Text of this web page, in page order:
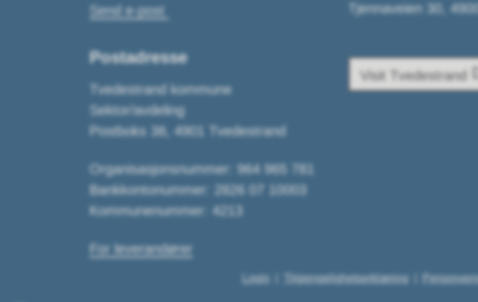
Send e-post
Postadresse
Tvedestrand kommune
Sektor/avdeling
Postboks 38, 4901 Tvedestrand
Organisasjonsnummer: 964 965 781
Bankkontonummer: 2826 07 10003
Kommunenummer: 4213
For leverandører
Tjennaveien 30,
Visit Tvedestrand
Login Tilgjengelighetserklæring